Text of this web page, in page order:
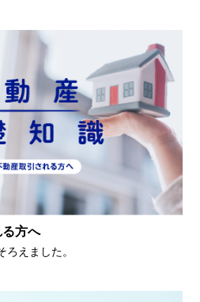
方へ
えました。